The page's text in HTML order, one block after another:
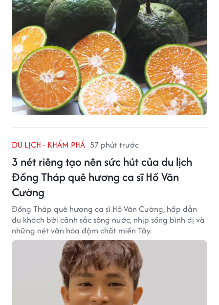
DU LỊCH - KHÁM PHÁ 57 phút trước
3 nét riêng tạo nên sức hút của du lịch
Đồng Tháp quê hương ca sĩ Hồ Văn
Cường
Đồng Tháp quê hương ca sĩ Hồ Văn Cường, hấp dẫn
du khách bởi cảnh sắc sông nước, nhịp sống bình dị và
những nét văn hóa đậm chất miền Tây.